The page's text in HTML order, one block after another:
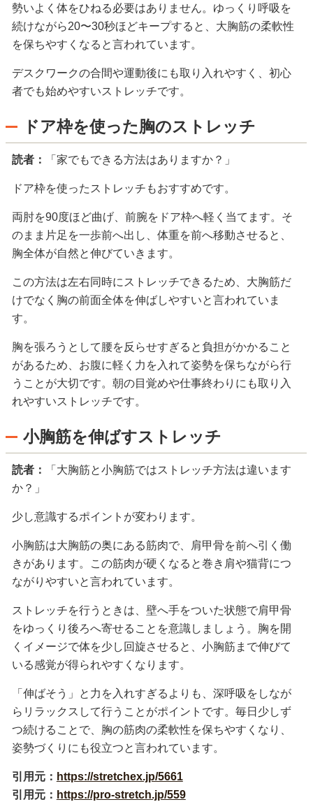
勢いよく体をひねる必要はありません。ゆっくり呼吸を
続けながら20〜30秒ほどキープすると、大胸筋の柔軟性
を保ちやすくなると言われています。
デスクワークの合間や運動後にも取り入れやすく、初心
者でも始めやすいストレッチです。
ドア枠を使った胸のストレッチ
読者： 「家でもできる方法はありますか？」
ドア枠を使ったストレッチもおすすめです。
両肘を90度ほど曲げ、前腕をドア枠へ軽く当てます。そ
のまま片足を一歩前へ出し、体重を前へ移動させると、
胸全体が自然と伸びていきます。
この方法は左右同時にストレッチできるため、大胸筋だ
けでなく胸の前面全体を伸ばしやすいと言われていま
す。
胸を張ろうとして腰を反らせすぎると負担がかかること
があるため、お腹に軽く力を入れて姿勢を保ちながら行
うことが大切です。朝の目覚めや仕事終わりにも取り入
れやすいストレッチです。
小胸筋を伸ばすストレッチ
読者：
「大胸筋と小胸筋ではストレッチ方法は違います
か？」
少し意識するポイントが変わります。
小胸筋は大胸筋の奥にある筋肉で、肩甲骨を前へ引く働
きがあります。この筋肉が硬くなると巻き肩や猫背につ
ながりやすいと言われています。
ストレッチを行うときは、壁へ手をついた状態で肩甲骨
をゆっくり後ろへ寄せることを意識しましょう。胸を開
くイメージで体を少し回旋させると、小胸筋まで伸びて
いる感覚が得られやすくなります。
「伸ばそう」と力を入れすぎるよりも、深呼吸をしなが
らリラックスして行うことがポイントです。毎日少しず
つ続けることで、胸の筋肉の柔軟性を保ちやすくなり、
姿勢づくりにも役立つと言われています。
引用元： https://stretchex.jp/5661
引用元： https://pro-stretch.jp/559